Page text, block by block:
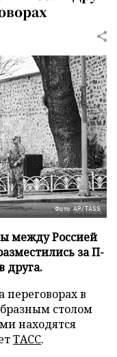
Фото: AP/TASS
между Россией
за П-
друга.
в
столом
находятся
ТАСС.